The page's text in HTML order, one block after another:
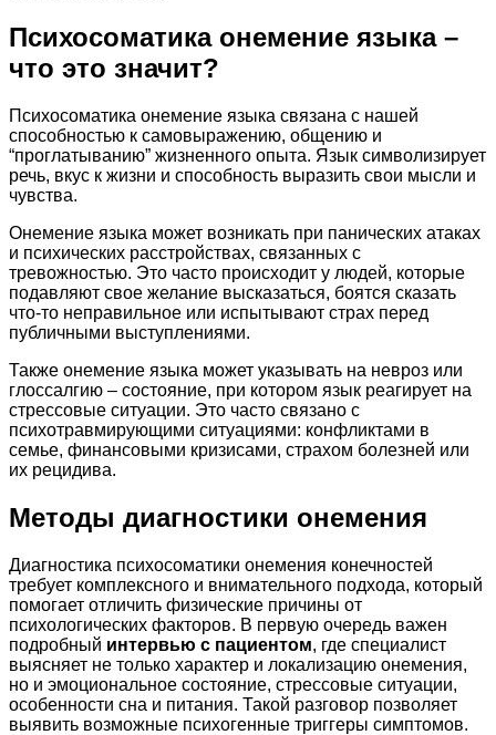
Психосоматика онемение языка –
что это значит?
Психосоматика онемение языка связана с нашей
способностью к самовыражению, общению и
“проглатыванию” жизненного опыта. Язык символизирует
речь, вкус к жизни и способность выразить свои мысли и
чувства.
Онемение языка может возникать при панических атаках
и психических расстройствах, связанных с
тревожностью. Это часто происходит у людей, которые
подавляют свое желание высказаться, боятся сказать
что-то неправильное или испытывают страх перед
публичными выступлениями.
Также онемение языка может указывать на невроз или
глоссалгию – состояние, при котором язык реагирует на
стрессовые ситуации. Это часто связано с
психотравмирующими ситуациями: конфликтами в
семье, финансовыми кризисами, страхом болезней или
их рецидива.
Методы диагностики онемения
Диагностика психосоматики онемения конечностей
требует комплексного и внимательного подхода, который
помогает отличить физические причины от
психологических факторов. В первую очередь важен
подробный интервью с пациентом, где специалист
выясняет не только характер и локализацию онемения,
но и эмоциональное состояние, стрессовые ситуации,
особенности сна и питания. Такой разговор позволяет
выявить возможные психогенные триггеры симптомов.